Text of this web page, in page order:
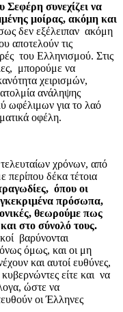
Σεφέρη συνεχίζει να
μοίρας, ακόμη και
δεν εξέλειπαν ακόμη
απoτελούν τις
του Ελληνισμού. Στις
μπορούμε να
χειρισμών,
ανάληψης
ωφέλιμων για το λαό
οφέλη.
χρόνων, από
περίπου δέκα τέτοια
όπου οι
πρόσωπα,
θεωρούμε πως
στο σύνολό τους.
βαρύνονται
όμως, και οι μη
και αυτοί ευθύνες,
είτε και να
ώστε να
οι Έλληνες